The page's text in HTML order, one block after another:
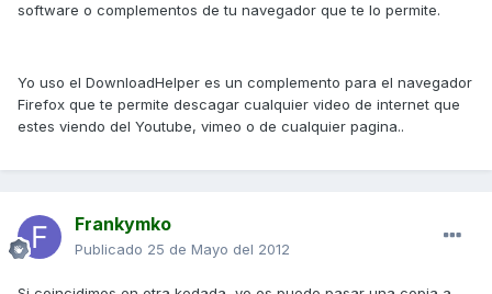
software o complementos de tu navegador que te lo permite.
Yo uso el DownloadHelper es un complemento para el navegador
Firefox que te permite descagar cualquier video de internet que
estes viendo del Youtube, vimeo o de cualquier pagina..
Frankymko
Publicado 25 de Mayo del 2012